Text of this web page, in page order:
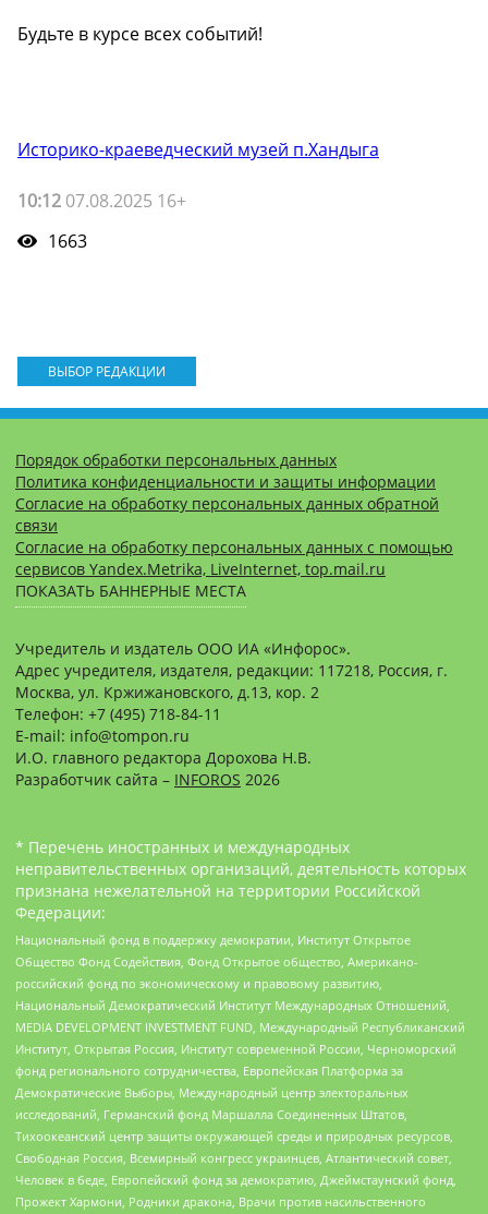
Будьте в курсе всех событий!
Историко-краеведческий музей п.Хандыга
10:12 07.08.2025 16+
1663
ВЫБОР РЕДАКЦИИ
Порядок обработки персональных данных
Политика конфиденциальности и защиты информации
Согласие на обработку персональных данных обратной
связи
Согласие на обработку персональных данных с помощью
сервисов Yandex.Metrika, LiveInternet, top.mail.ru
ПОКАЗАТЬ БАННЕРНЫЕ МЕСТА
Учредитель и издатель ООО ИА «Инфорос».
Адрес учредителя, издателя, редакции: 117218, Россия, г.
Москва, ул. Кржижановского, д.13, кор. 2
Телефон: +7 (495) 718-84-11
E-mail: info@tompon.ru
И.О. главного редактора Дорохова Н.В.
Разработчик сайта – INFOROS 2026
* Перечень иностранных и международных
неправительственных организаций, деятельность которых
признана нежелательной на территории Российской
Федерации:
Национальный фонд в поддержку демократии, Институт Открытое
Общество Фонд Содействия, Фонд Открытое общество, Американо-
российский фонд по экономическому и правовому развитию,
Национальный Демократический Институт Международных Отношений,
MEDIA DEVELOPMENT INVESTMENT FUND, Международный Республиканский
Институт, Открытая Россия, Институт современной России, Черноморский
фонд регионального сотрудничества, Европейская Платформа за
Демократические Выборы, Международный центр электоральных
исследований, Германский фонд Маршалла Соединенных Штатов,
Тихоокеанский центр защиты окружающей среды и природных ресурсов,
Свободная Россия, Всемирный конгресс украинцев, Атлантический совет,
Человек в беде, Европейский фонд за демократию, Джеймстаунский фонд,
Прожект Хармони, Родники дракона, Врачи против насильственного